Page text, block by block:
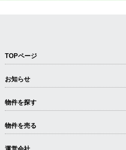
TOPページ
お知らせ
物件を探す
物件を売る